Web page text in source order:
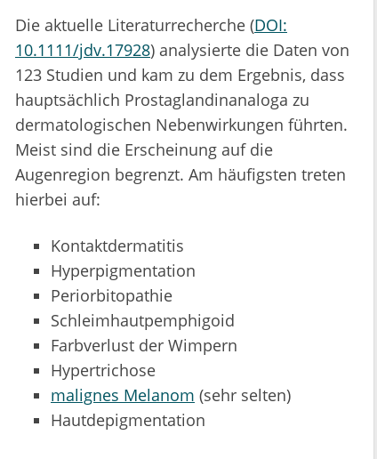
Die aktuelle Literaturrecherche (DOI:
10.1111/jdv.17928) analysierte die Daten von
123 Studien und kam zu dem Ergebnis, dass
hauptsächlich Prostaglandinanaloga zu
dermatologischen Nebenwirkungen führten.
Meist sind die Erscheinung auf die
Augenregion begrenzt. Am häufigsten treten
hierbei auf:
Kontaktdermatitis
Hyperpigmentation
Periorbitopathie
Schleimhautpemphigoid
Farbverlust der Wimpern
Hypertrichose
malignes Melanom (sehr selten)
Hautdepigmentation